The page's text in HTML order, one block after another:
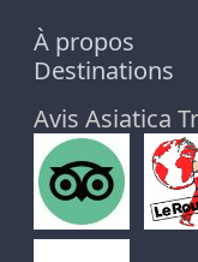
À propos
Destinations
Avis Asiatica